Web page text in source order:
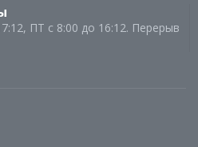
ПТ с 8:00 до 16:12. Перерыв